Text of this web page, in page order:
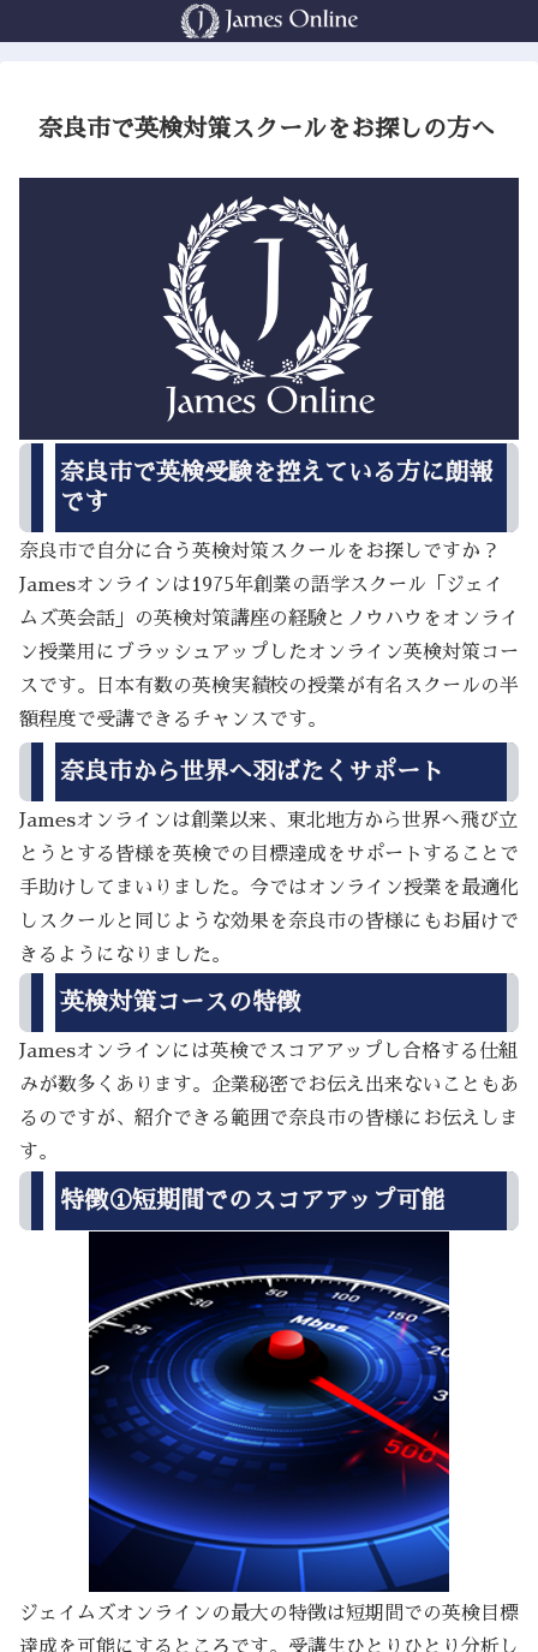
奈良市で英検対策スクールをお探しの方へ
奈良市で英検受験を控えている方に朗報
です
奈良市で自分に合う英検対策スクールをお探しですか？
Jamesオンラインは1975年創業の語学スクール「ジェイ
ムズ英会話」の英検対策講座の経験とノウハウをオンライ
ン授業用にブラッシュアップしたオンライン英検対策コー
スです。日本有数の英検実績校の授業が有名スクールの半
額程度で受講できるチャンスです。
奈良市から世界へ羽ばたくサポート
Jamesオンラインは創業以来、東北地方から世界へ飛び立
とうとする皆様を英検での目標達成をサポートすることで
手助けしてまいりました。今ではオンライン授業を最適化
しスクールと同じような効果を奈良市の皆様にもお届けで
きるようになりました。
英検対策コースの特徴
Jamesオンラインには英検でスコアアップし合格する仕組
みが数多くあります。企業秘密でお伝え出来ないこともあ
るのですが、紹介できる範囲で奈良市の皆様にお伝えしま
す。
特徴①短期間でのスコアアップ可能
ジェイムズオンラインの最大の特徴は短期間での英検目標
達成を可能にするところです。受講生ひとりひとり分析し